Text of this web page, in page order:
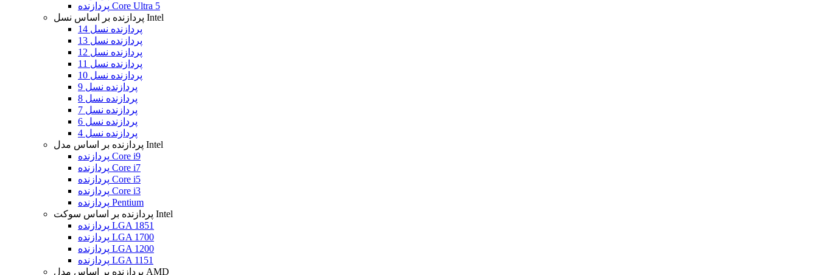
پردازنده Core Ultra 5
پردازنده بر اساس نسل Intel
پردازنده نسل 14
پردازنده نسل 13
پردازنده نسل 12
پردازنده نسل 11
پردازنده نسل 10
پردازنده نسل 9
پردازنده نسل 8
پردازنده نسل 7
پردازنده نسل 6
پردازنده نسل 4
پردازنده بر اساس مدل Intel
پردازنده Core i9
پردازنده Core i7
پردازنده Core i5
پردازنده Core i3
پردازنده Pentium
پردازنده بر اساس سوکت Intel
پردازنده LGA 1851
پردازنده LGA 1700
پردازنده LGA 1200
پردازنده LGA 1151
پردازنده بر اساس مدل AMD